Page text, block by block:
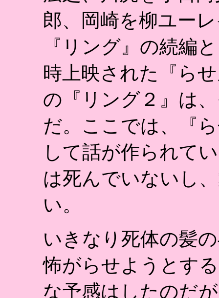
郎、岡崎を柳ユー
『リング』の続編
時上映された『ら
の『リング２』は
だ。ここでは、『
して話が作られて
は死んでいないし
い。
いきなり死体の髪
怖がらせようとす
な予感はしたのだ